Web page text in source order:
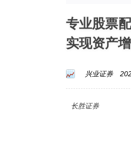
专业股票
实现资产
兴业证券
长胜证券